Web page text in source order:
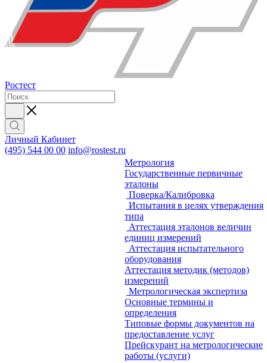
Ростест
Личный Кабинет
(495) 544 00 00 info@rostest.ru
Метрология
Государственные первичные
эталоны
Поверка/Калибровка
Испытания в целях утверждения
типа
Аттестация эталонов величин
единиц измерений
Аттестация испытательного
оборудования
Аттестация методик (методов)
измерений
Метрологическая экспертиза
Основные термины и
определения
Типовые формы документов на
предоставление услуг
Прейскурант на метрологические
работы (услуги)